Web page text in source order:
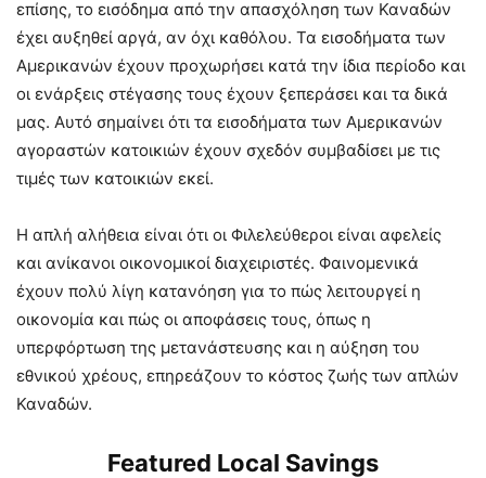
επίσης, το εισόδημα από την απασχόληση των Καναδών
έχει αυξηθεί αργά, αν όχι καθόλου. Τα εισοδήματα των
Αμερικανών έχουν προχωρήσει κατά την ίδια περίοδο και
οι ενάρξεις στέγασης τους έχουν ξεπεράσει και τα δικά
μας. Αυτό σημαίνει ότι τα εισοδήματα των Αμερικανών
αγοραστών κατοικιών έχουν σχεδόν συμβαδίσει με τις
τιμές των κατοικιών εκεί.
Η απλή αλήθεια είναι ότι οι Φιλελεύθεροι είναι αφελείς
και ανίκανοι οικονομικοί διαχειριστές. Φαινομενικά
έχουν πολύ λίγη κατανόηση για το πώς λειτουργεί η
οικονομία και πώς οι αποφάσεις τους, όπως η
υπερφόρτωση της μετανάστευσης και η αύξηση του
εθνικού χρέους, επηρεάζουν το κόστος ζωής των απλών
Καναδών.
Featured Local Savings